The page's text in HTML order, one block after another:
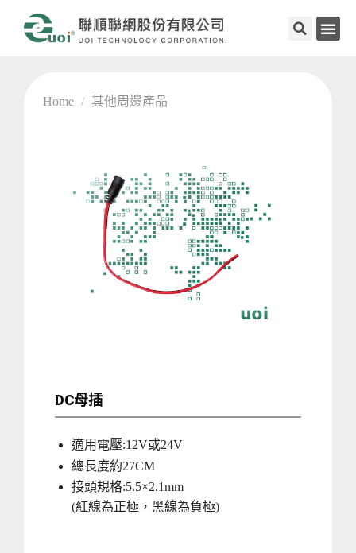
Home / 其他周邊產品
DC母插
適用電壓:12V或24V
總長度約27CM
接頭規格:5.5×2.1mm
(紅線為正極，黑線為負極)